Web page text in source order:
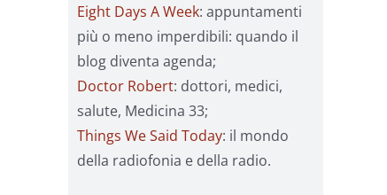
Eight Days A Week: appuntamenti
più o meno imperdibili: quando il
blog diventa agenda;
Doctor Robert: dottori, medici,
salute, Medicina 33;
Things We Said Today: il mondo
della radiofonia e della radio.